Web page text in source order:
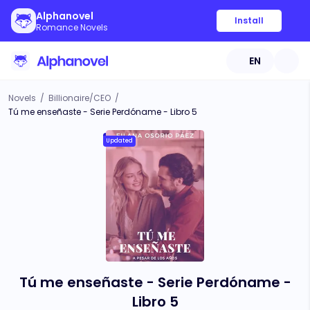
Alphanovel
Romance Novels
Install
EN
Novels / Billionaire/CEO /
Tú me enseñaste - Serie Perdóname - Libro 5
Updated
Tú me enseñaste - Serie Perdóname -
Libro 5